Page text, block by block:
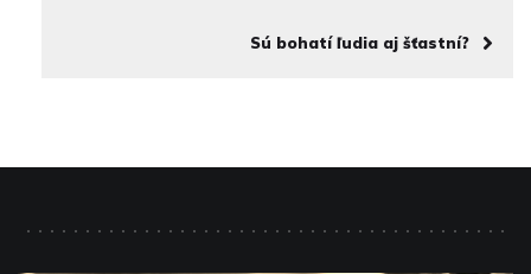
Sú bohatí ľudia aj šťastní?